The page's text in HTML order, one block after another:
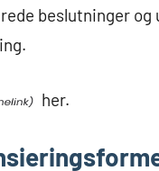
beslutninger og
her.